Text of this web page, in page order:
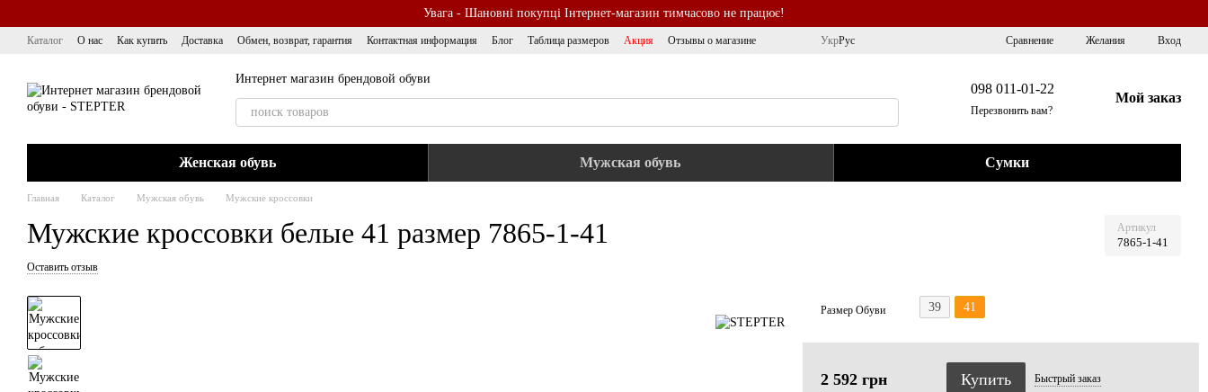
Увага - Шановні покупці Інтернет-магазин тимчасово не працює!
Каталог О нас Как купить Доставка Обмен, возврат, гарантия Контактная информация Блог Таблица размеров Акция Отзывы о магазине УкрРус Сравнение Желания Вход
Интернет магазин брендовой обуви
098 011-01-22
Перезвонить вам?
Мой заказ
Женская обувь Мужская обувь Сумки
Главная Каталог Мужская обувь Мужские кроссовки
Мужские кроссовки белые 41 размер 7865-1-41 Артикул
7865-1-41
Оставить отзыв
Размер Обуви 39 41
2 592 грн Купить Быстрыйзаказ